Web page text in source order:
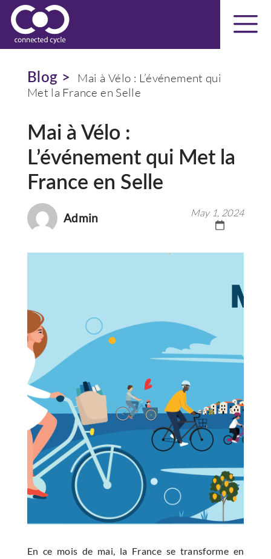
Blog >
Mai à Vélo : L’événement qui
Met la France en Selle
Mai à Vélo :
L’événement qui Met la
France en Selle
Admin May 1, 2024
En ce mois de mai, la France se transforme en